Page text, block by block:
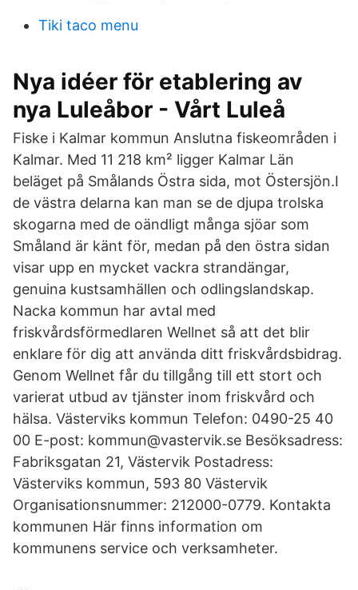
Tiki taco menu
Nya idéer för etablering av
nya Luleåbor - Vårt Luleå
Fiske i Kalmar kommun Anslutna fiskeområden i
Kalmar. Med 11 218 km² ligger Kalmar Län
beläget på Smålands Östra sida, mot Östersjön.I
de västra delarna kan man se de djupa trolska
skogarna med de oändligt många sjöar som
Småland är känt för, medan på den östra sidan
visar upp en mycket vackra strandängar,
genuina kustsamhällen och odlingslandskap.
Nacka kommun har avtal med
friskvårdsförmedlaren Wellnet så att det blir
enklare för dig att använda ditt friskvårdsbidrag.
Genom Wellnet får du tillgång till ett stort och
varierat utbud av tjänster inom friskvård och
hälsa. Västerviks kommun Telefon: 0490-25 40
00 E-post: kommun@vastervik.se Besöksadress:
Fabriksgatan 21, Västervik Postadress:
Västerviks kommun, 593 80 Västervik
Organisationsnummer: 212000-0779. Kontakta
kommunen Här finns information om
kommunens service och verksamheter.